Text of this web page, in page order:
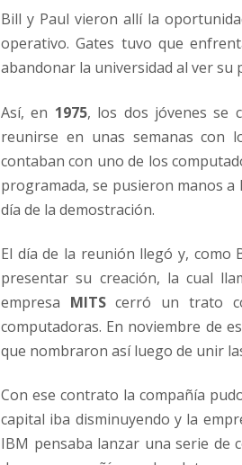
Bill y Paul vieron allí la
operativo. Gates tuvo que
abandonar la universidad al ver
Así, en 1975, los dos jóvenes se
reunirse en unas semanas con
contaban con uno de los
programada, se pusieron manos
día de la demostración.
El día de la reunión llegó y, como
presentar su creación, la cual
empresa MITScerró un trato
computadoras. En noviembre de
que nombraron así luego de unir
Con ese contrato la compañía
capital iba disminuyendo y la
IBM pensaba lanzar una serie de